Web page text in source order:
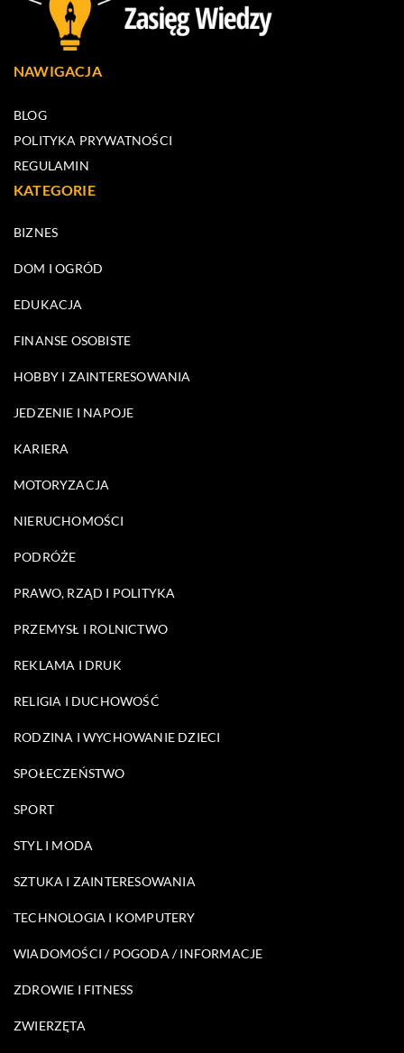
NAWIGACJA
BLOG
POLITYKA PRYWATNOŚCI
REGULAMIN
KATEGORIE
BIZNES
DOM I OGRÓD
EDUKACJA
FINANSE OSOBISTE
HOBBY I ZAINTERESOWANIA
JEDZENIE I NAPOJE
KARIERA
MOTORYZACJA
NIERUCHOMOŚCI
PODRÓŻE
PRAWO, RZĄD I POLITYKA
PRZEMYSŁ I ROLNICTWO
REKLAMA I DRUK
RELIGIA I DUCHOWOŚĆ
RODZINA I WYCHOWANIE DZIECI
SPOŁECZEŃSTWO
SPORT
STYL I MODA
SZTUKA I ZAINTERESOWANIA
TECHNOLOGIA I KOMPUTERY
WIADOMOŚCI / POGODA / INFORMACJE
ZDROWIE I FITNESS
ZWIERZĘTA